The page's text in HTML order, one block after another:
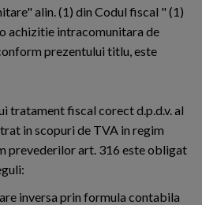
alin. (1) din Codul fiscal " (1)
achizitie intracomunitara de
prezentului titlu, este
tratament fiscal corect d.p.d.v. al
in scopuri de TVA in regim
prevederilor art. 316 este obligat
inversa prin formula contabila